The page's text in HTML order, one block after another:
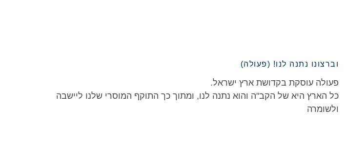
וברצונו נתנה לנו! (פעולה)
פעולה עוסקת בקדושת ארץ ישראל.
כל הארץ היא של הקב"ה והוא נתנה לנו, ומתוך כך התוקף המוסרי שלנו ליישבה
ולשומרה